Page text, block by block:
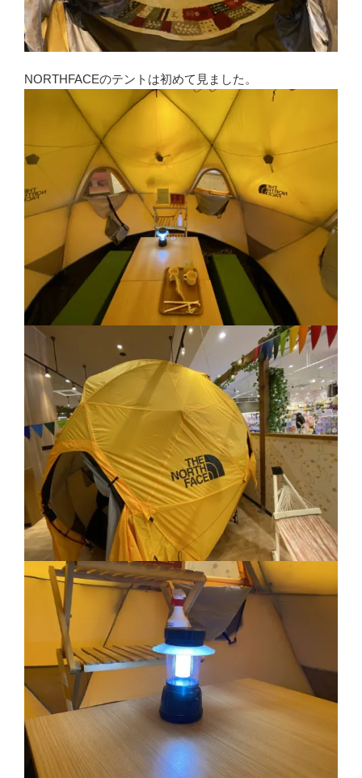
NORTHFACEのテントは初めて見ました。